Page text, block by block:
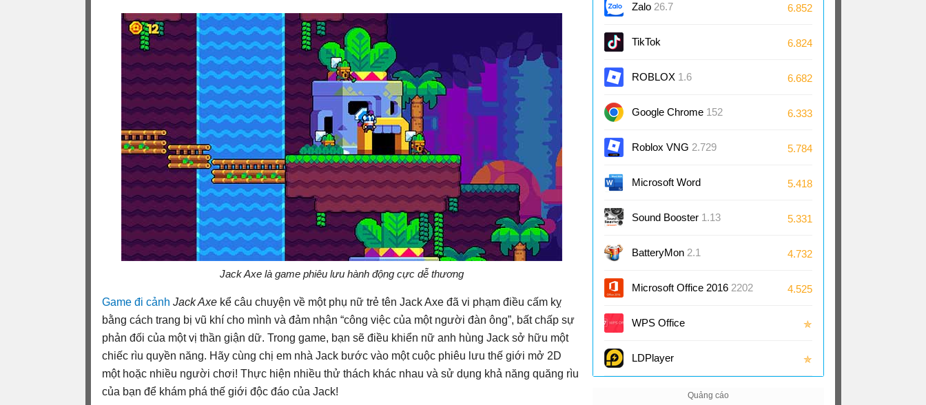
Jack Axe là game phiêu lưu hành động cực dễ thương
Game đi cảnh Jack Axe kể câu chuyện về một phụ nữ trẻ tên Jack Axe đã vi phạm điều cấm kỵ
bằng cách trang bị vũ khí cho mình và đảm nhận “công việc của một người đàn ông”, bất chấp sự
phản đối của một vị thần giận dữ. Trong game, bạn sẽ điều khiển nữ anh hùng Jack sở hữu một
chiếc rìu quyền năng. Hãy cùng chị em nhà Jack bước vào một cuộc phiêu lưu thế giới mở 2D
một hoặc nhiều người chơi! Thực hiện nhiều thử thách khác nhau và sử dụng khả năng quăng rìu
của bạn để khám phá thế giới độc đáo của Jack!
Zalo 26.7 6.852
TikTok 6.824
ROBLOX 1.6 6.682
Google Chrome 152 6.333
Roblox VNG 2.729 5.784
Microsoft Word
2024/2021/2019/2016
5.418
Sound Booster 1.13 5.331
BatteryMon 2.1 4.732
Microsoft Office 2016 2202
(16.0
4.525
WPS Office ✯
LDPlayer ✯